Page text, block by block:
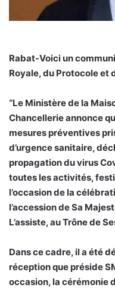
Rabat-Voici un
Royale, du Protocole et
“Le Ministère de la
Chancellerie annonce
mesures préventives
d’urgence sanitaire,
propagation du virus
toutes les activités,
l’occasion de la
l’accession de Sa
L’assiste, au Trône de
Dans ce cadre, il a été
réception que préside
occasion, la cérémonie